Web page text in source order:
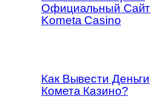
Официальный Сайт
Kometa Casino
Как Вывести Деньги
Комета Казино?